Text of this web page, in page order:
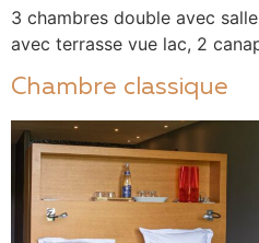
3 chambres double avec
avec terrasse vue lac, 2
Chambre classique